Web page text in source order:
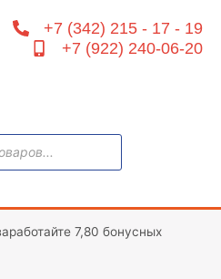
+7 (342) 215 - 17 - 19
+7 (922) 240-06-20
7,80 бонусных